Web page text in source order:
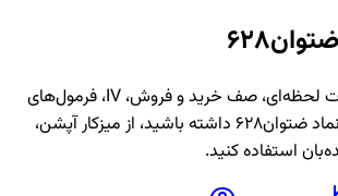
ضتوان628
اگر می‌خواهید اطلاعات لحظه‌ای، صف خرید و فروش، IV، فرمول‌های
ضتوان628
داشته باشید، از میزکار آپشن،
استفاده کنید.